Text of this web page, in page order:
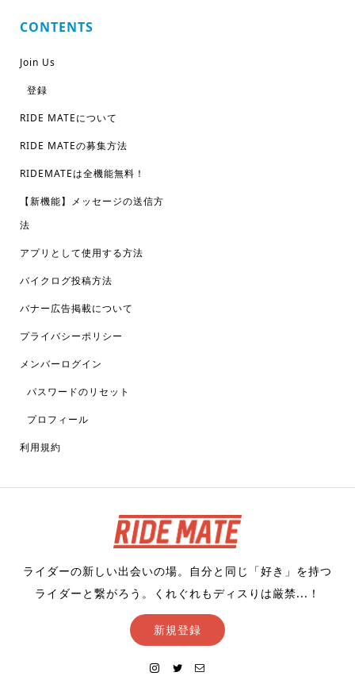
CONTENTS
Join Us
登録
RIDE MATEについて
RIDE MATEの募集方法
RIDEMATEは全機能無料！
【新機能】メッセージの送信方
法
アプリとして使用する方法
バイクログ投稿方法
バナー広告掲載について
プライバシーポリシー
メンバーログイン
パスワードのリセット
プロフィール
利用規約
ライダーの新しい出会いの場。自分と同じ「好き」を持つ
ライダーと繋がろう。くれぐれもディスりは厳禁...！
新規登録